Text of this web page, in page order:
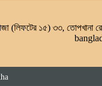
(লিফটের ১৫) ৩৩, তোপখানা